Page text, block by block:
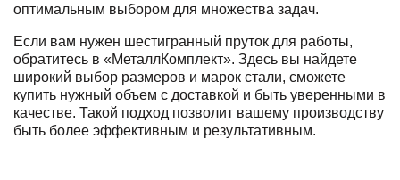
оптимальным выбором для множества задач.
Если вам нужен шестигранный пруток для работы,
обратитесь в «МеталлКомплект». Здесь вы найдете
широкий выбор размеров и марок стали, сможете
купить нужный объем с доставкой и быть уверенными в
качестве. Такой подход позволит вашему производству
быть более эффективным и результативным.